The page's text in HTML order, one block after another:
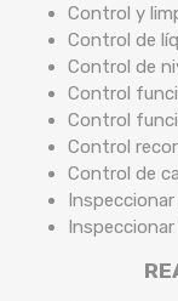
Control y
Control de
Control de
Control
Control
Control
Control de